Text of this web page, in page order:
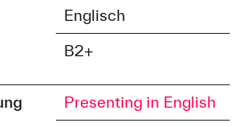
Englisch
B2+
Presenting in English